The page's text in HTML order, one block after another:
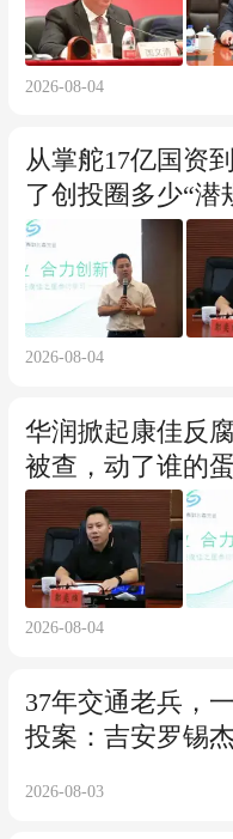
2026-08-04
从掌舵17亿国资
了创投圈多少“潜
2026-08-04
华润掀起康佳反
被查，动了谁的
2026-08-04
37年交通老兵，
投案：吉安罗锡
2026-08-03